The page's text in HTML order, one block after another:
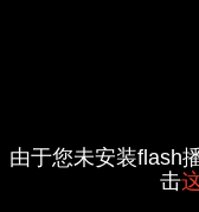
由于您未安装flash
击